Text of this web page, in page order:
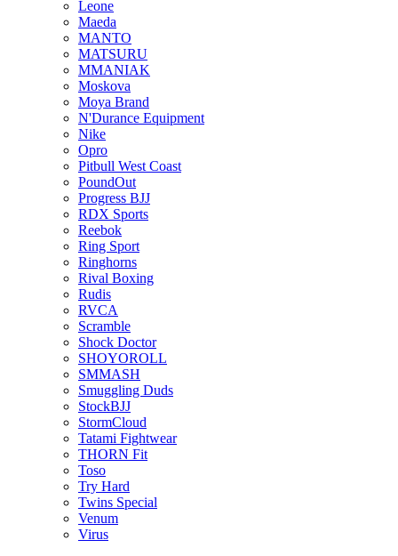
Leone
Maeda
MANTO
MATSURU
MMANIAK
Moskova
Moya Brand
N'Durance Equipment
Nike
Opro
Pitbull West Coast
PoundOut
Progress BJJ
RDX Sports
Reebok
Ring Sport
Ringhorns
Rival Boxing
Rudis
RVCA
Scramble
Shock Doctor
SHOYOROLL
SMMASH
Smuggling Duds
StockBJJ
StormCloud
Tatami Fightwear
THORN Fit
Toso
Try Hard
Twins Special
Venum
Virus